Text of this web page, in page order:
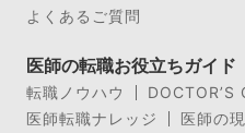
よくあるご質問
医師の転職お役立ちガイド
転職ノウハウ
DOCTOR’S
医師転職ナレッジ
医師の